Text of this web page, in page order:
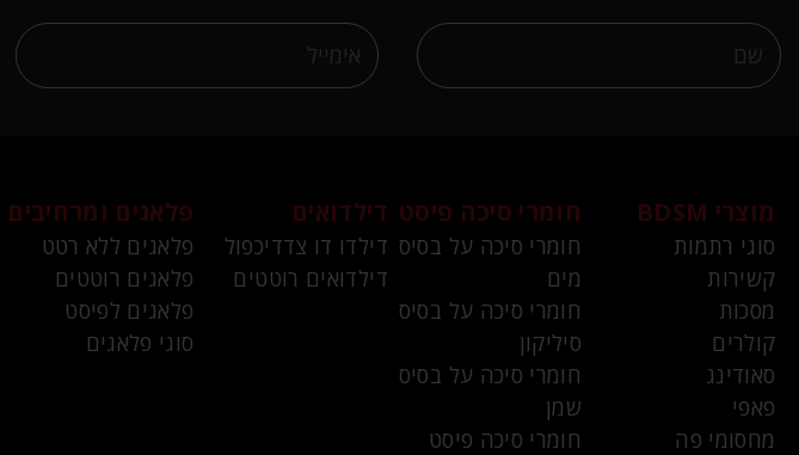
מוצרי BDSM
סוגי רתמות
קשירות
מסכות
קולרים
סאודינג
פאפי
מחסומי פה
חומרי סיכה פיסט
חומרי סיכה על בסיס
מים
חומרי סיכה על בסיס
סיליקון
חומרי סיכה על בסיס
שמן
חומרי סיכה פיסט
דילדואים
דילדו דו צדדיכפול
דילדואים רוטטים
פלאגים ומרחיבים
פלאגים ללא רטט
פלאגים רוטטים
פלאגים לפיסט
סוגי פלאגים